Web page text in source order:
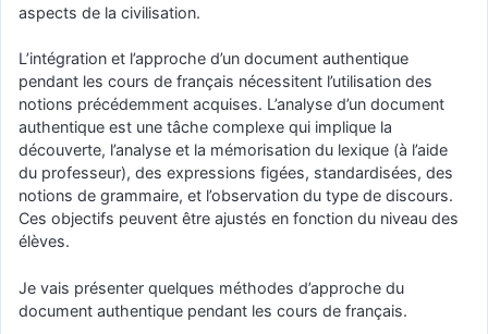
aspects de la civilisation.
L’intégration et l’approche d’un document authentique
pendant les cours de français nécessitent l’utilisation des
notions précédemment acquises. L’analyse d’un document
authentique est une tâche complexe qui implique la
découverte, l’analyse et la mémorisation du lexique (à l’aide
du professeur), des expressions figées, standardisées, des
notions de grammaire, et l’observation du type de discours.
Ces objectifs peuvent être ajustés en fonction du niveau des
élèves.
Je vais présenter quelques méthodes d’approche du
document authentique pendant les cours de français.